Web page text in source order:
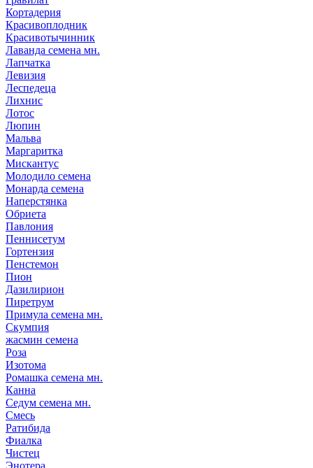
Кортадерия
Красивоплодник
Красивотычинник
Лаванда семена мн.
Лапчатка
Левизия
Леспедеца
Лихнис
Лотос
Люпин
Мальва
Маргаритка
Мискантус
Молодило семена
Монарда семена
Наперстянка
Обриета
Павлония
Пеннисетум
Гортензия
Пенстемон
Пион
Дазилирион
Пиретрум
Примула семена мн.
Скумпия
жасмин семена
Роза
Изотома
Ромашка семена мн.
Канна
Седум семена мн.
Смесь
Ратибида
Фиалка
Чистец
Энотера